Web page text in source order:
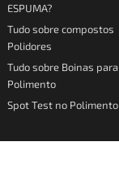
ESPUMA?
Tudo sobre compostos
Polidores
Tudo sobre Boinas para
Polimento
Spot Test no Polimento